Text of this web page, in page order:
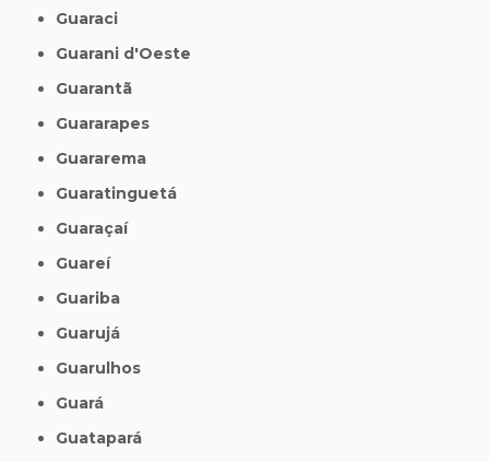
Guaraci
Guarani d'Oeste
Guarantã
Guararapes
Guararema
Guaratinguetá
Guaraçaí
Guareí
Guariba
Guarujá
Guarulhos
Guará
Guatapará